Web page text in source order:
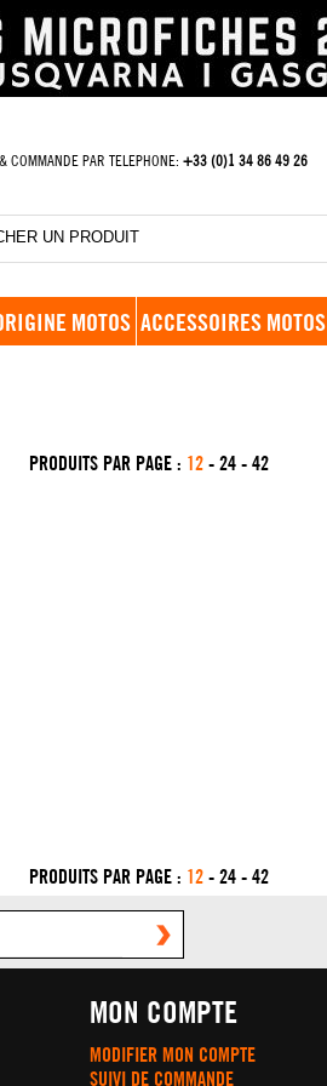
COMMANDE PAR TELEPHONE: +33 (0)1 34 86 49 26
MOTOS ACCESSOIRES MOTOS
PRODUITS PAR PAGE : 12-24-42
PRODUITS PAR PAGE : 12-24-42
MON COMPTE
MODIFIER MON COMPTE
SUIVI DE COMMANDE